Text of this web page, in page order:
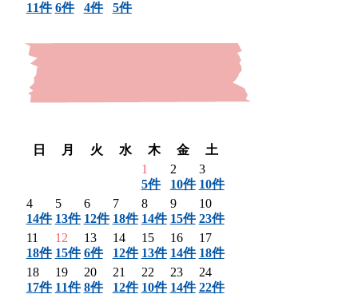
11件 6件
4件
5件
日
月 火 水 木 金
土
1
5件
2
10件
3
10件
4
14件
5
13件
6
12件
7
18件
8
14件
9
15件
10
23件
11
18件
12
15件
13
6件
14
12件
15
13件
16
14件
17
18件
18
17件
19
11件
20
8件
21
12件
22
10件
23
14件
24
22件